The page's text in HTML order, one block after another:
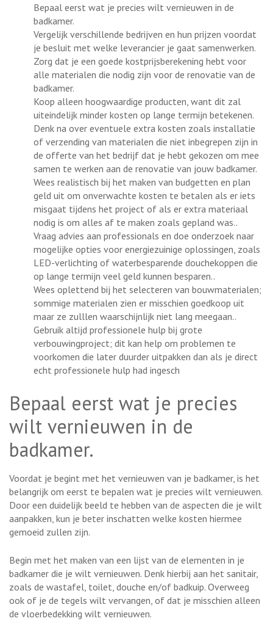
Bepaal eerst wat je precies wilt vernieuwen in de
badkamer.
Vergelijk verschillende bedrijven en hun prijzen voordat
je besluit met welke leverancier je gaat samenwerken.
Zorg dat je een goede kostprijsberekening hebt voor
alle materialen die nodig zijn voor de renovatie van de
badkamer.
Koop alleen hoogwaardige producten, want dit zal
uiteindelijk minder kosten op lange termijn betekenen.
Denk na over eventuele extra kosten zoals installatie
of verzending van materialen die niet inbegrepen zijn in
de offerte van het bedrijf dat je hebt gekozen om mee
samen te werken aan de renovatie van jouw badkamer.
Wees realistisch bij het maken van budgetten en plan
geld uit om onverwachte kosten te betalen als er iets
misgaat tijdens het project of als er extra materiaal
nodig is om alles af te maken zoals gepland was..
Vraag advies aan professionals en doe onderzoek naar
mogelijke opties voor energiezuinige oplossingen, zoals
LED-verlichting of waterbesparende douchekoppen die
op lange termijn veel geld kunnen besparen..
Wees oplettend bij het selecteren van bouwmaterialen;
sommige materialen zien er misschien goedkoop uit
maar ze zulllen waarschijnlijk niet lang meegaan..
Gebruik altijd professionele hulp bij grote
verbouwingproject; dit kan help om problemen te
voorkomen die later duurder uitpakken dan als je direct
echt professionele hulp had ingesch
Bepaal eerst wat je precies
wilt vernieuwen in de
badkamer.
Voordat je begint met het vernieuwen van je badkamer, is het
belangrijk om eerst te bepalen wat je precies wilt vernieuwen.
Door een duidelijk beeld te hebben van de aspecten die je wilt
aanpakken, kun je beter inschatten welke kosten hiermee
gemoeid zullen zijn.
Begin met het maken van een lijst van de elementen in je
badkamer die je wilt vernieuwen. Denk hierbij aan het sanitair,
zoals de wastafel, toilet, douche en/of badkuip. Overweeg
ook of je de tegels wilt vervangen, of dat je misschien alleen
de vloerbedekking wilt vernieuwen.